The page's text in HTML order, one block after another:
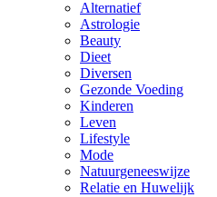
Alternatief
Astrologie
Beauty
Dieet
Diversen
Gezonde Voeding
Kinderen
Leven
Lifestyle
Mode
Natuurgeneeswijze
Relatie en Huwelijk